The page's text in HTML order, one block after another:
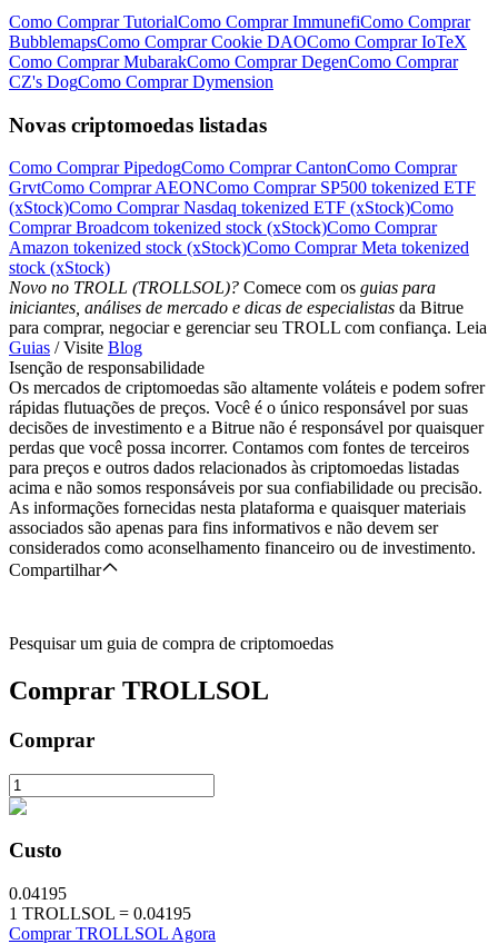
Como Comprar TutorialComo Comprar ImmunefiComo Comprar
BubblemapsComo Comprar Cookie DAOComo Comprar IoTeX
Como Comprar MubarakComo Comprar DegenComo Comprar
CZ's DogComo Comprar Dymension
Novas criptomoedas listadas
Como Comprar PipedogComo Comprar CantonComo Comprar
GrvtComo Comprar AEONComo Comprar SP500 tokenized ETF
(xStock)Como Comprar Nasdaq tokenized ETF (xStock)Como
Comprar Broadcom tokenized stock (xStock)Como Comprar
Amazon tokenized stock (xStock)Como Comprar Meta tokenized
stock (xStock)
Novo no TROLL (TROLLSOL)? Comece com os guias para
iniciantes, análises de mercado e dicas de especialistas da Bitrue
para comprar, negociar e gerenciar seu TROLL com confiança. Leia
Guias / Visite Blog
Isenção de responsabilidade
Os mercados de criptomoedas são altamente voláteis e podem sofrer
rápidas flutuações de preços. Você é o único responsável por suas
decisões de investimento e a Bitrue não é responsável por quaisquer
perdas que você possa incorrer. Contamos com fontes de terceiros
para preços e outros dados relacionados às criptomoedas listadas
acima e não somos responsáveis por sua confiabilidade ou precisão.
As informações fornecidas nesta plataforma e quaisquer materiais
associados são apenas para fins informativos e não devem ser
considerados como aconselhamento financeiro ou de investimento.
Compartilhar
Pesquisar um guia de compra de criptomoedas
Comprar TROLLSOL
Comprar
Custo
0.04195
1 TROLLSOL = 0.04195
Comprar TROLLSOL Agora